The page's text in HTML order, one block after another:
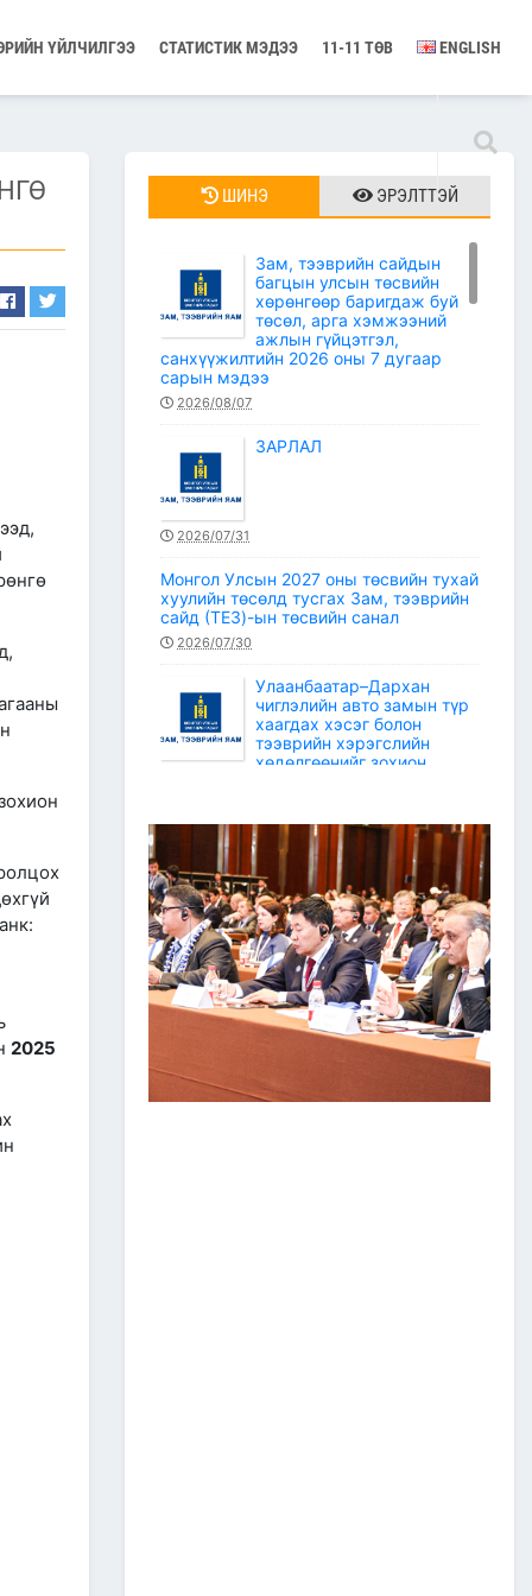
ҮЙЛЧИЛГЭЭ СТАТИСТИК МЭДЭЭ 11-11 ТӨВ ENGLISH
2025
ШИНЭ ЭРЭЛТТЭЙ
Зам, тээврийн сайдын
багцын улсын төсвийн
хөрөнгөөр баригдаж буй
төсөл, арга хэмжээний
ажлын гүйцэтгэл,
санхүүжилтийн 2026 оны 7 дугаар
сарын мэдээ
2026/08/07
ЗАРЛАЛ
2026/07/31
Монгол Улсын 2027 оны төсвийн тухай
хуулийн төсөлд тусгах Зам, тээврийн
сайд (ТЕЗ)-ын төсвийн санал
2026/07/30
Улаанбаатар–Дархан
чиглэлийн авто замын түр
хаагдах хэсэг болон
тээврийн хэрэгслийн
хөдөлгөөнийг зохион
Зам, тээврийн салбарын статистикийн
мэдээ /2026 оны 6 дугаар сар/
2026/07/20
Зам, тээврийн сайдын багцын улсын
төсвийн хөрөнгөөр баригдаж буй
төсөл, арга хэмжээний ажлын
гүйцэтгэл, санхүүжилтийн 2026 оны 6
дугаар сарын мэдээ
ЗАМ, ТЭЭВРИЙН САЛБАР
2026 ОНЫ ЭХНИЙ ХАГАС